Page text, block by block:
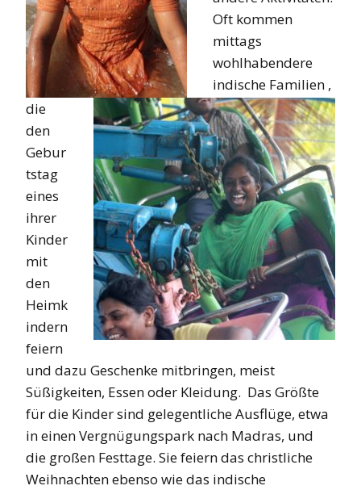
Oft kommen
mittags
wohlhabendere
indische Familien ,
die
den
Gebur
tstag
eines
ihrer
Kinder
mit
den
Heimk
indern
feiern
und dazu Geschenke mitbringen, meist
Süßigkeiten, Essen oder Kleidung. Das Größte
für die Kinder sind gelegentliche Ausflüge, etwa
in einen Vergnügungspark nach Madras, und
die großen Festtage. Sie feiern das christliche
Weihnachten ebenso wie das indische